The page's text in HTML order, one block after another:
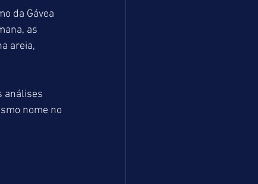
da Gávea
as
areia,
análises
nome no